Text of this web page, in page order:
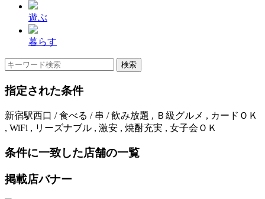
遊ぶ
暮らす
指定された条件
新宿駅西口 / 食べる / 串 / 飲み放題 , Ｂ級グルメ , カードＯＫ
, WiFi , リーズナブル , 激安 , 焼酎充実 , 女子会ＯＫ
条件に一致した店舗の一覧
掲載店バナー